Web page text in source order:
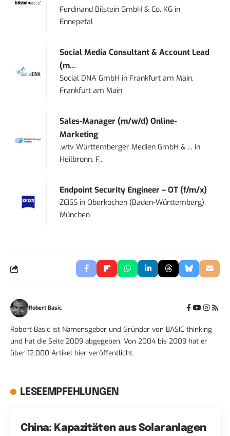
Ferdinand Bilstein GmbH & Co. KG in
Ennepetal
Social Media Consultant & Account Lead
(m...
Social DNA GmbH in Frankfurt am Main,
Frankfurt am Main
Sales-Manager (m/w/d) Online-
Marketing
.wtv Württemberger Medien GmbH & ... in
Heilbronn, F...
Endpoint Security Engineer – OT (f/m/x)
ZEISS inOberkochen (Baden-Württemberg),
München
Robert Basic
Robert Basic ist Namensgeber und Gründer von BASIC thinking
und hat die Seite 2009 abgegeben. Von 2004 bis 2009 hat er
über 12.000 Artikel hier veröffentlicht.
LESEEMPFEHLUNGEN
China: Kapazitäten aus Solaranlagen